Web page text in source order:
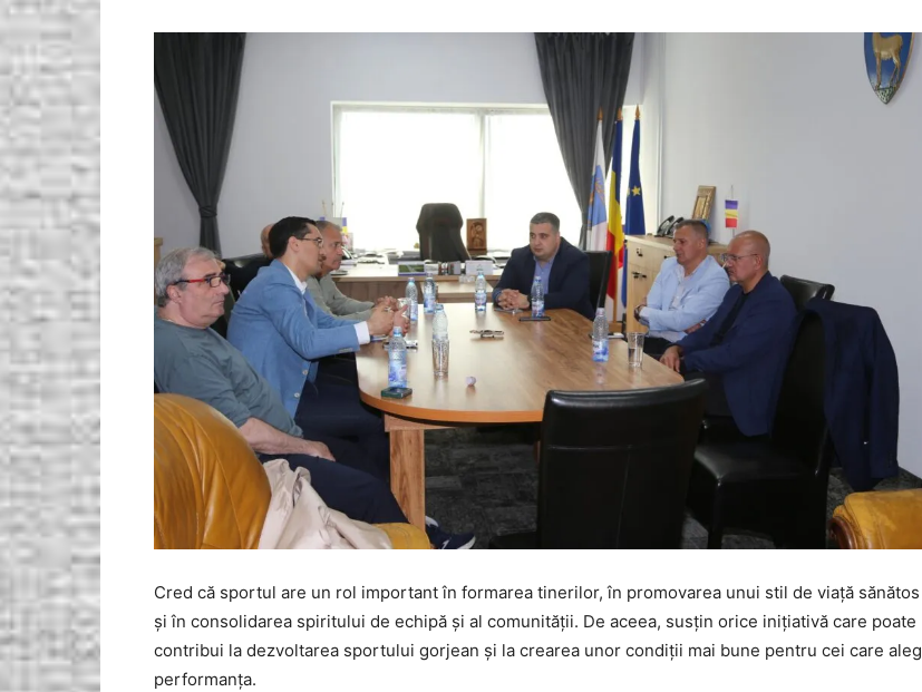
Cred că sportul are un rol important în formarea tinerilor, în promovarea unui stil de viață sănătos
și în consolidarea spiritului de echipă și al comunității. De aceea, susțin orice inițiativă care poate
contribui la dezvoltarea sportului gorjean și la crearea unor condiții mai bune pentru cei care aleg
performanța.